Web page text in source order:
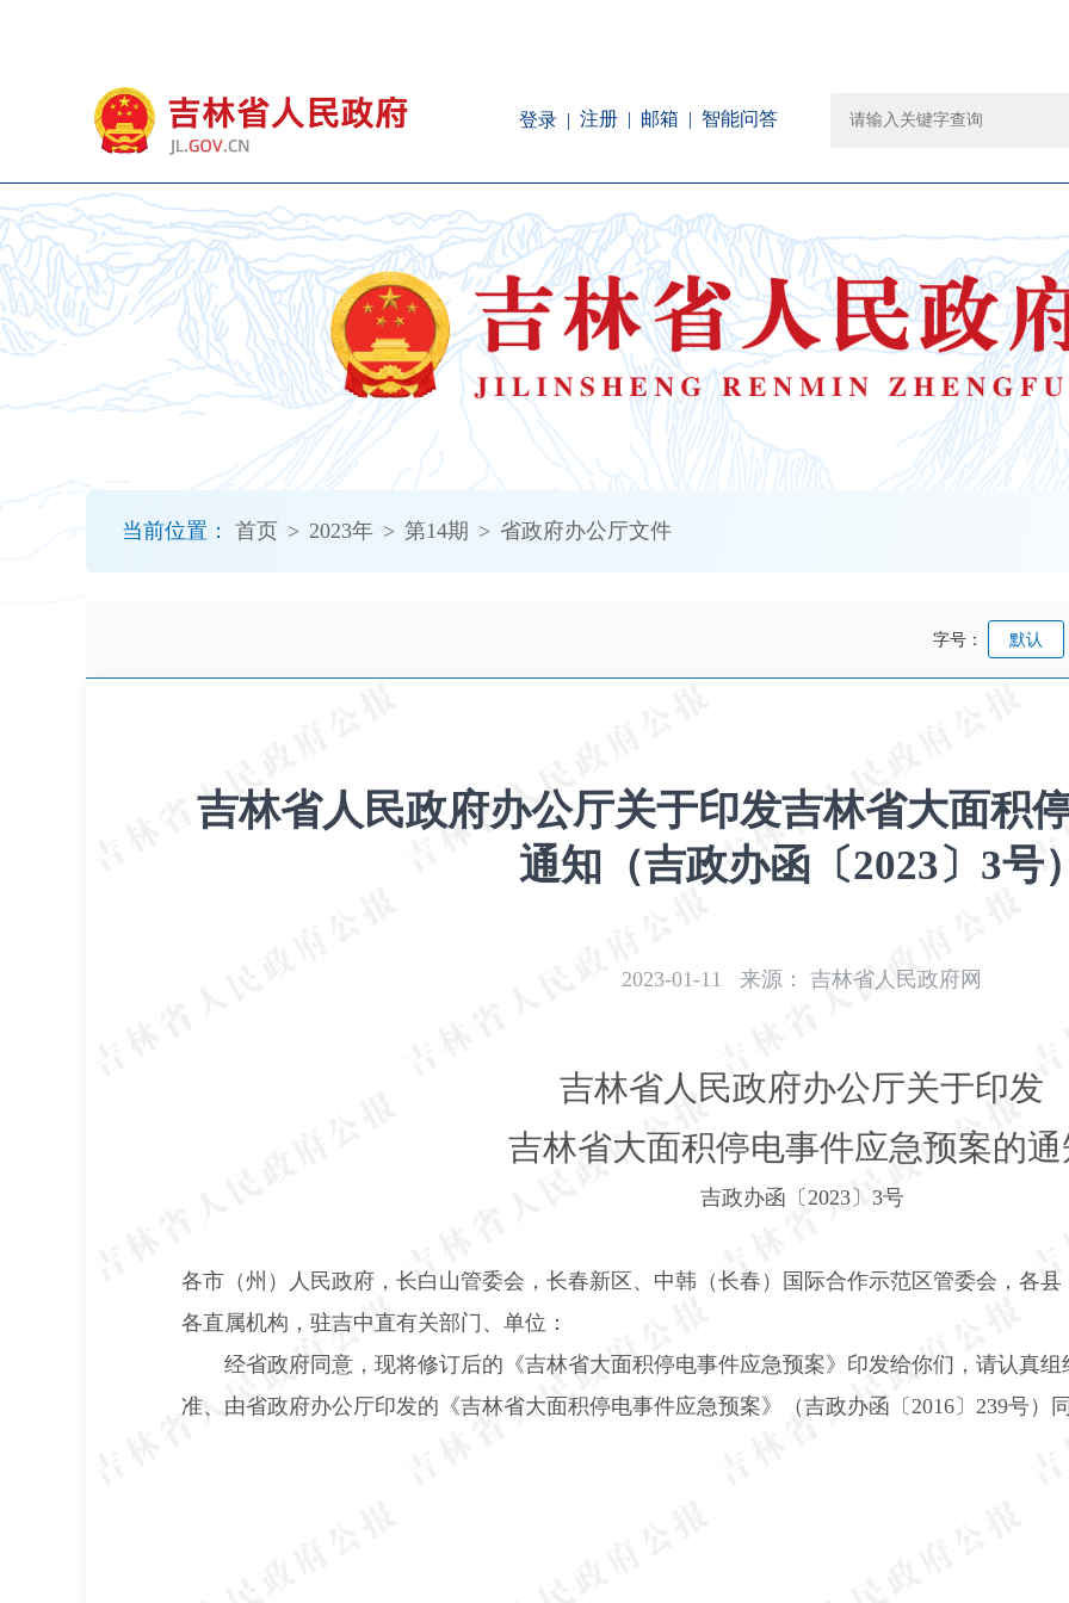
登录 注册 邮箱 智能问答
当前位置： 首页 > 2023年 > 第14期 > 省政府办公厅文件
字号： 默认
吉林省人民政府办公厅关于印发吉林省大面积
通知（吉政办函〔2023〕3号
2023-01-11 来源： 吉林省人民政府网
吉林省人民政府办公厅关于印发
吉林省大面积停电事件应急预案的通
吉政办函〔 2023〕 3号
各市（州）人民政府，长白山管委会，长春新区、中韩（长春）国际合作示范区管委会，各
各直属机构，驻吉中直有关部门、单位：
经省政府同意，现将修订后的《吉林省大面积停电事件应急预案》印发给你们，请认真组
准、由省政府办公厅印发的《吉林省大面积停电事件应急预案》（吉政办函〔 2016 〕 239号）
障
碍
说
明
页
面,
按
加